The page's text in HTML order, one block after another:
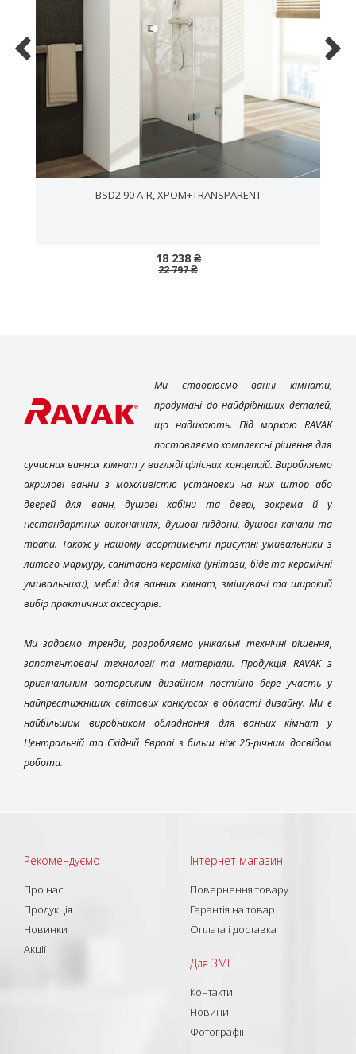
BSD2 90 A-R, ХРОМ+TRANSPARENT
18 238 ₴
22 797 ₴
Ми створюємо ванні кімнати,
продумані до найдрібніших деталей,
що надихають. Під маркою RAVAK
поставляємо комплексні рішення для
сучасних ванних кімнат у вигляді цілісних концепцій. Виробляємо
акрилові ванни з можливістю установки на них штор або
дверей для ванн, душові кабіни та двері, зокрема й у
нестандартних виконаннях, душові піддони, душові канали та
трапи. Також у нашому асортименті присутні умивальники з
литого мармуру, санітарна кераміка (унітази, біде та керамічні
умивальники), меблі для ванних кімнат, змішувачі та широкий
вибір практичних аксесуарів.
Ми задаємо тренди, розробляємо унікальні технічні рішення,
запатентовані технології та матеріали. Продукція RAVAK з
оригінальним авторським дизайном постійно бере участь у
найпрестижніших світових конкурсах в області дизайну. Ми є
найбільшим виробником обладнання для ванних кімнат у
Центральній та Східній Європі з більш ніж 25-річним досвідом
роботи.
Рекомендуємо
Про нас
Продукція
Новинки
Акції
Інтернет магазин
Повернення товару
Гарантія на товар
Оплата і доставка
Для ЗМІ
Контакти
Новини
Фотографії